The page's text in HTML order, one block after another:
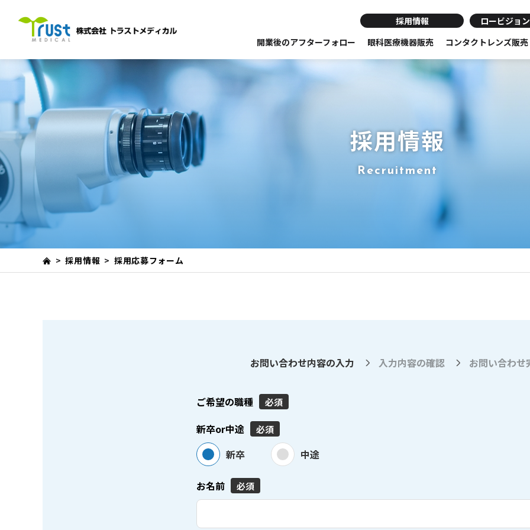
採用情報
ロービジョ
開業後のアフターフォロー
眼科医療機器販売 コンタクトレンズ販売
採用情報
Recruitment
> 採用情報 > 採用応募フォーム
お問い合わせ内容の入力 入力内容の確認 お問い合わせ
ご希望の職種 必須
新卒or中途 必須
新卒 中途
お名前 必須